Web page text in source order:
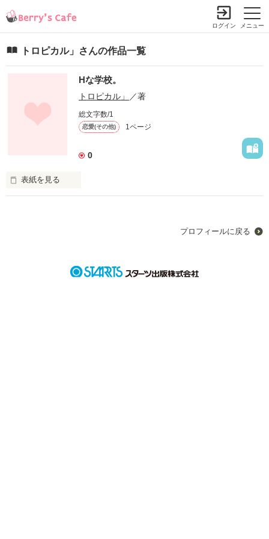
メニュー
ログイン
トロピカル」さんの作品一覧
Hな学校。
トロピカル」 ／著
総文字数/1
恋愛(その他) 1ページ
0
表紙を見る
プロフィールに戻る